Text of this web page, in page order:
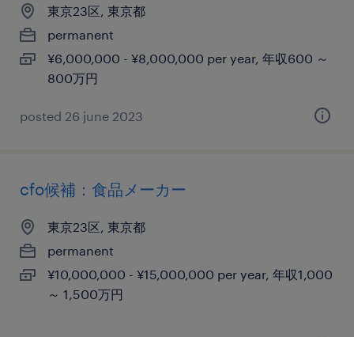
東京23区, 東京都
permanent
¥6,000,000 - ¥8,000,000 per year, 年収600 ～
800万円
posted 26 june 2023
cfo候補：食品メーカー
東京23区, 東京都
permanent
¥10,000,000 - ¥15,000,000 per year, 年収1,000
～ 1,500万円